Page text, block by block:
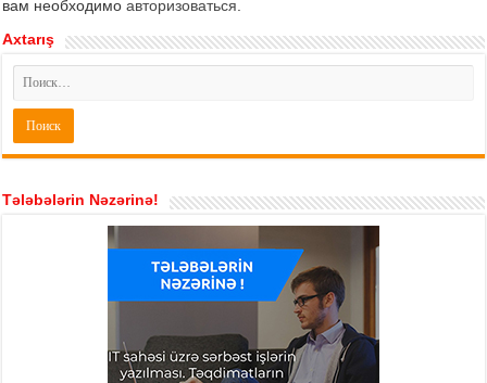
вам необходимоавторизоваться
Axtarış
Tələbələrin Nəzərinə!